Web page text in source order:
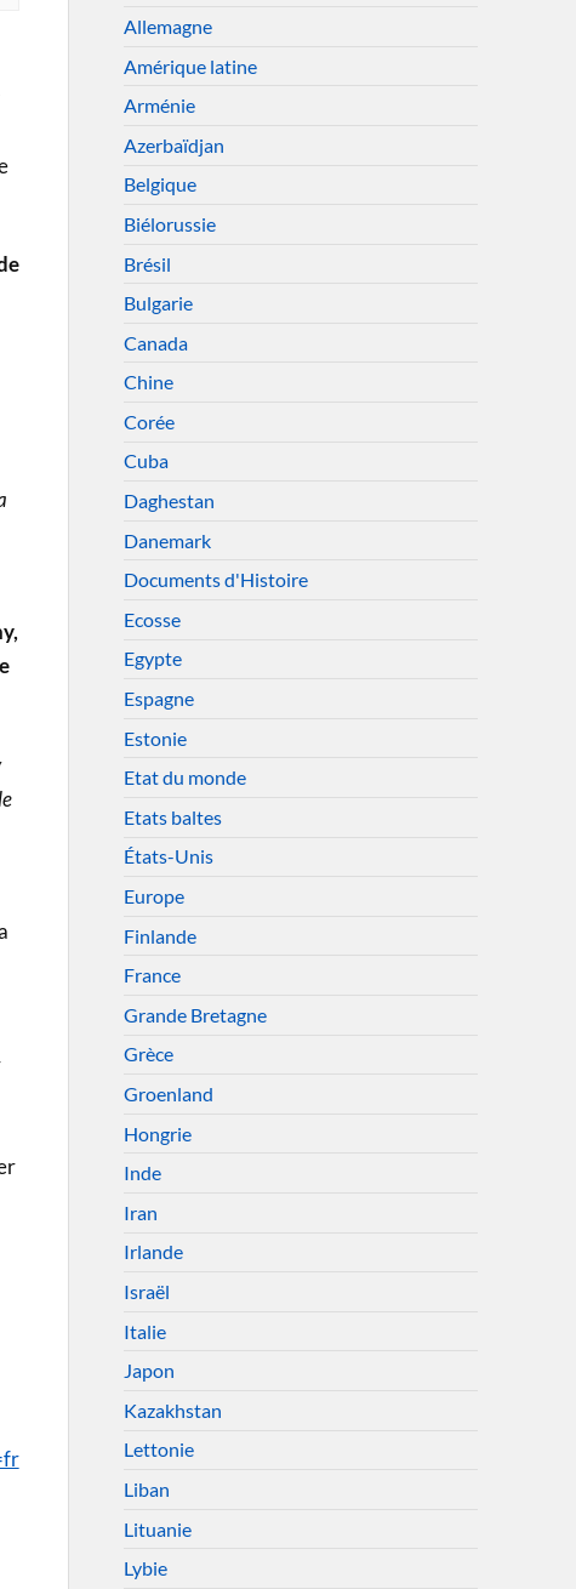
Allemagne
Amérique latine
Arménie
Azerbaïdjan
Belgique
Biélorussie
Brésil
Bulgarie
Canada
Chine
Corée
Cuba
Daghestan
Danemark
Documents d'Histoire
Ecosse
Egypte
Espagne
Estonie
Etat du monde
Etats baltes
États-Unis
Europe
Finlande
France
Grande Bretagne
Grèce
Groenland
Hongrie
Inde
Iran
Irlande
Israël
Italie
Japon
Kazakhstan
Lettonie
Liban
Lituanie
Lybie